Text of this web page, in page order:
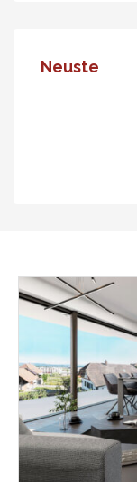
Neuste